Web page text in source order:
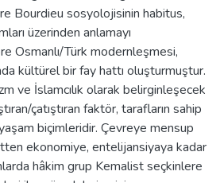
Bourdieu sosyolojisinin habitus,
üzerinden anlamayı
Osmanlı/Türk modernleşmesi,
kültürel bir fay hattı oluşturmuştur.
ve İslamcılık olarak belirginleşecek
çatıştıran faktör, tarafların sahip
biçimleridir. Çevreye mensup
ekonomiye, entelijansiyaya kadar
hâkim grup Kemalist seçkinlere